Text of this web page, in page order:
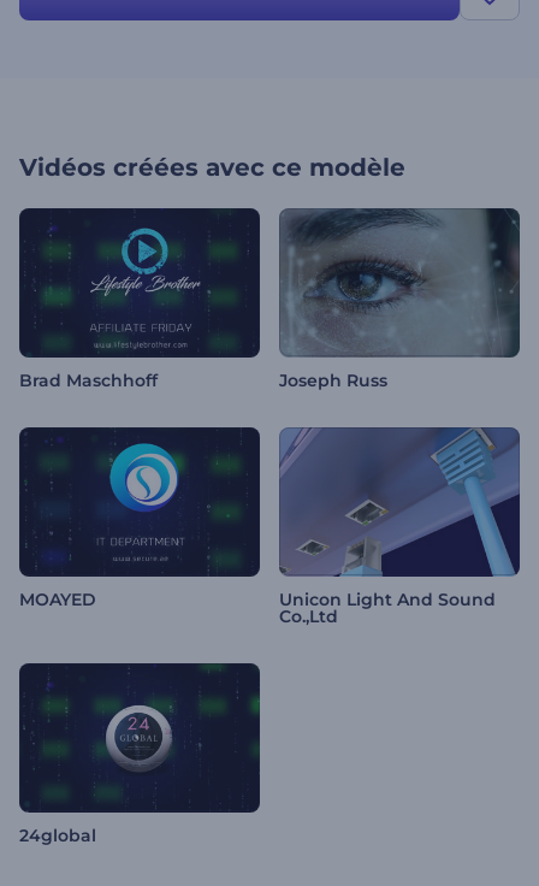
que pour les présentations d'entreprises et bien d'autres choses
Vidéos créées avec ce modèle
Brad Maschhoff Joseph Russ
MOAYED Unicon Light And Sound
Co.,Ltd
24global